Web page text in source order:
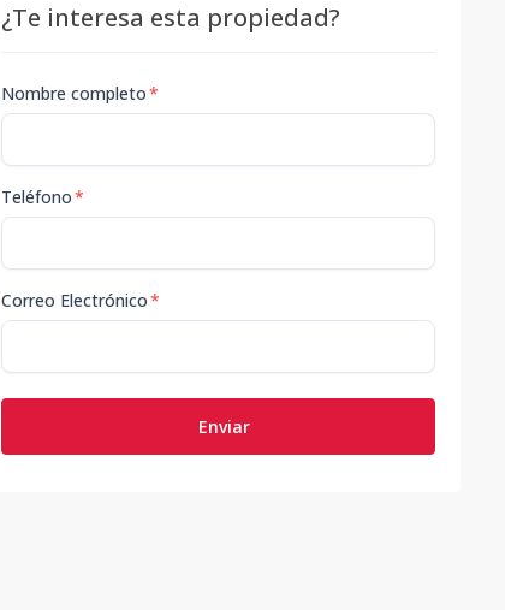
¿Te interesa esta propiedad?
Nombre completo*
Teléfono*
Correo Electrónico*
Enviar